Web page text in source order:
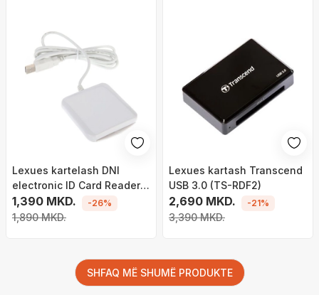
Lexues kartelash DNI
electronic ID Card Reader,
USB, PC/SC CCID ISO7816, i
bardhë
1,390 MKD.
1,890 MKD.
-26%
Lexues kartash Transcend
USB 3.0 (TS-RDF2)
2,690 MKD.
3,390 MKD.
-21%
SHFAQ MË SHUMË PRODUKTE